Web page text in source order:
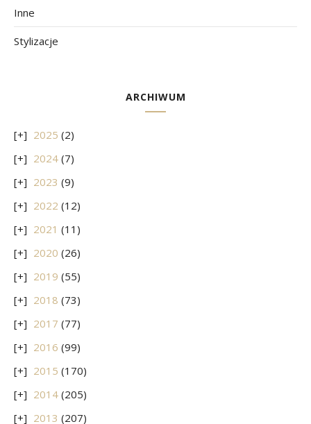
Inne
Stylizacje
ARCHIWUM
2025 (2)
2024 (7)
2023 (9)
2022 (12)
2021 (11)
2020 (26)
2019 (55)
2018 (73)
2017 (77)
2016 (99)
2015 (170)
2014 (205)
2013 (207)